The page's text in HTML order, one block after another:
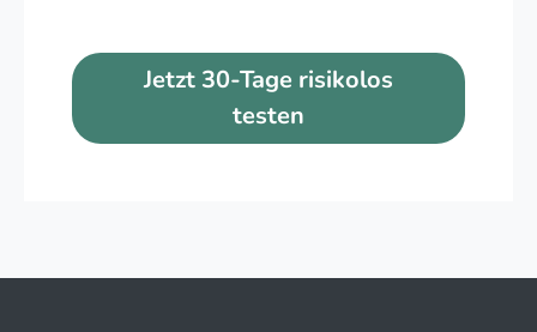
Jetzt 30-Tage risikolos
testen